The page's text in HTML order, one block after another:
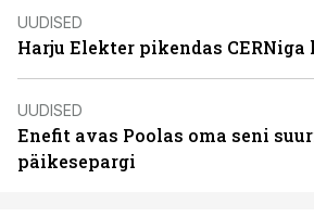
UUDISED
Harju Elekter pikendas
UUDISED
Enefit avas Poolas oma seni
päikesepargi